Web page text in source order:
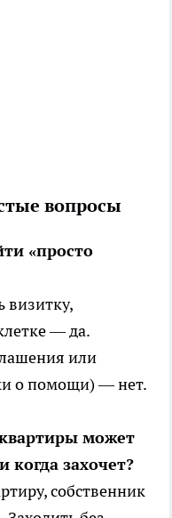
вопросы
«просто
визитку,
— да.
или
о помощи) — нет.
может
захочет?
собственник